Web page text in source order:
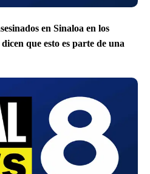
en Sinaloa en los
que esto es parte de una